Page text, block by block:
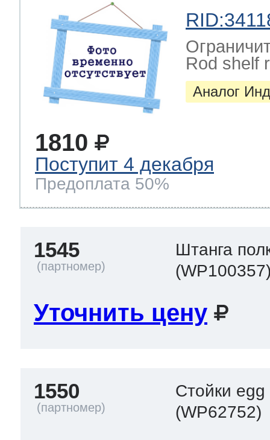
Rod shelf
Аналог
1810
Поступит 4 декабря
Предоплата 50%
1545
Штанга
Уточнить цену
1550
Стойки egg
(WP62752)